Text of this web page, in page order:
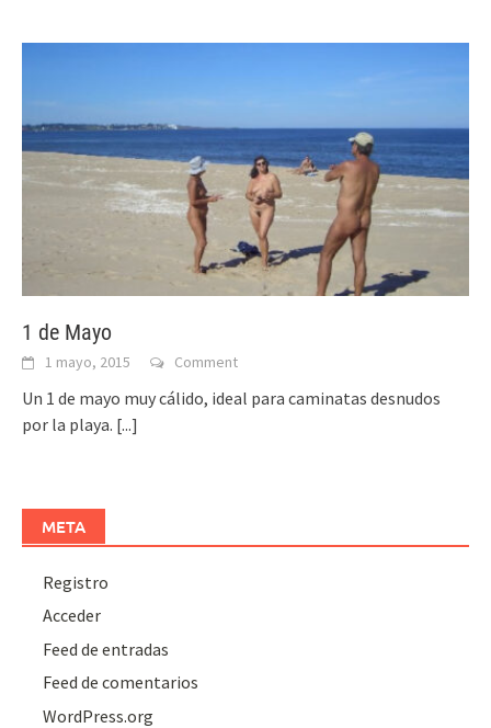
1 de Mayo
1 mayo, 2015 Comment
Un 1 de mayo muy cálido, ideal para caminatas desnudos
por la playa. [...]
META
Registro
Acceder
Feed de entradas
Feed de comentarios
WordPress.org